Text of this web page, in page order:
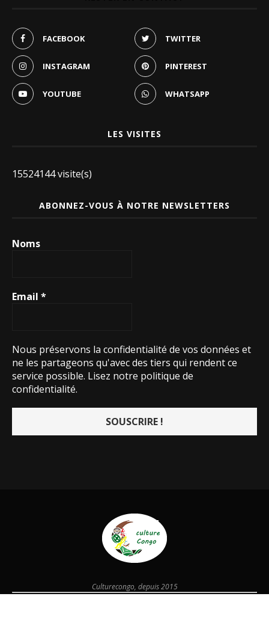
FACEBOOK TWITTER
INSTAGRAM PINTEREST
YOUTUBE WHATSAPP
LES VISITES
15524144 visite(s)
ABONNEZ-VOUS À NOTRE NEWSLETTERS
Noms
Email *
Nous préservons la confidentialité de vos données et
ne les partageons qu'avec des tiers qui rendent ce
service possible. Lisez notre politique de
confidentialité.
Culturecongo, depuis 2015